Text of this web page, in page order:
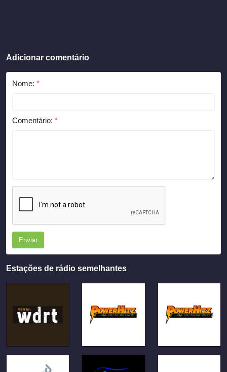
Adicionar comentário
Nome: *
Comentário: *
Enviar
Estações de rádio semelhantes